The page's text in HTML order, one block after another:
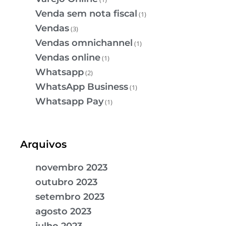
Venda sem nota fiscal (1)
Vendas(3)
Vendas omnichannel (1)
Vendas online(1)
Whatsapp(2)
WhatsApp Business(1)
Whatsapp Pay(1)
Arquivos
novembro 2023
outubro 2023
setembro 2023
agosto 2023